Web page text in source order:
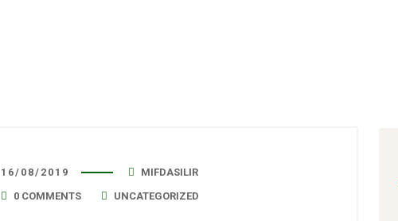
16/08/2019
MIFDASILIR
0 COMMENTS
UNCATEGORIZED